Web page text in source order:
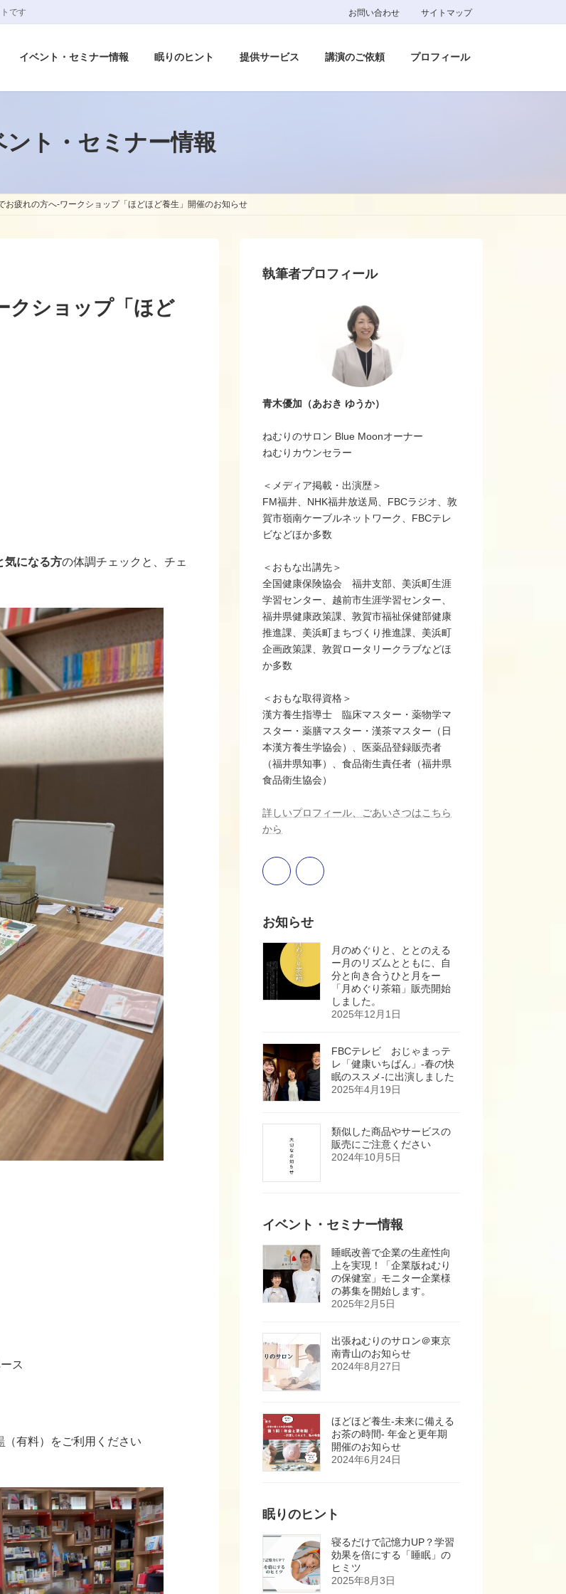
です お問い合わせ サイトマップ
イベント・セミナー情報 眠りのヒント 提供サービス 講演のご依頼 プロフィール
ント・セミナー情報
お疲れの方へ-ワークショップ「ほどほど養生」開催のお知らせ
クショップ「ほど
気になる方の体調チェックと、チェ
ス
（有料）をご利用ください
執筆者プロフィール
青木優加（あおき ゆうか）
ねむりのサロン Blue Moonオーナー
ねむりカウンセラー
＜メディア掲載・出演歴＞
FM福井、NHK福井放送局、FBCラジオ、敦
賀市嶺南ケーブルネットワーク、FBCテレ
ビなどほか多数
＜おもな出講先＞
全国健康保険協会 福井支部、美浜町生涯
学習センター、越前市生涯学習センター、
福井県健康政策課、敦賀市福祉保健部健康
推進課、美浜町まちづくり推進課、美浜町
企画政策課、敦賀ロータリークラブなどほ
か多数
＜おもな取得資格＞
漢方養生指導士 臨床マスター・薬物学マ
スター・薬膳マスター・漢茶マスター（日
本漢方養生学協会）、医薬品登録販売者
（福井県知事）、食品衛生責任者（福井県
食品衛生協会）
詳しいプロフィール、ごあいさつはこちら
から
お知らせ
月のめぐりと、ととのえる
ー月のリズムとともに、自
分と向き合うひと月をー
「月めぐり茶箱」販売開始
しました。
2025年12月1日
FBCテレビ おじゃまっテ
レ「健康いちばん」-春の快
眠のススメ-に出演しました
2025年4月19日
類似した商品やサービスの
販売にご注意ください
2024年10月5日
イベント・セミナー情報
睡眠改善で企業の生産性向
上を実現！「企業版ねむり
の保健室」モニター企業様
の募集を開始します。
2025年2月5日
出張ねむりのサロン＠東京
南青山のお知らせ
2024年8月27日
ほどほど養生-未来に備える
お茶の時間- 年金と更年期
開催のお知らせ
2024年6月24日
眠りのヒント
寝るだけで記憶力UP？学習
効果を倍にする「睡眠」の
ヒミツ
2025年8月3日